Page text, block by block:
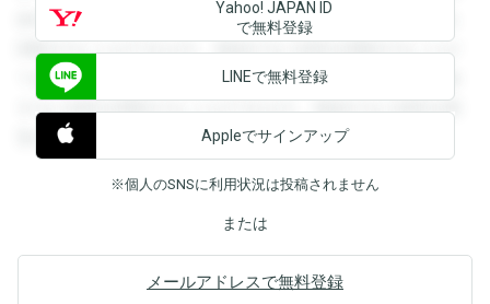
録すると回答を閲覧することができます。登録すると回答を
閲覧することができます。登録すると回答を閲覧することが
できます。登録すると回答を閲覧することができます。登録
すると回答を閲覧することができます。登録すると回答を閲
覧することができます。
Yahoo! JAPAN ID
で無料登録
LINEで無料登録
Appleでサインアップ
※個人のSNSに利用状況は投稿されません
または
メールアドレスで無料登録